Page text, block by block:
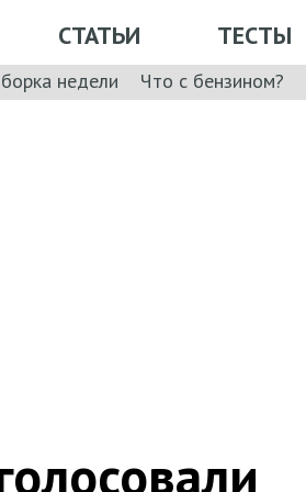
СТАТЬИ ТЕСТЫ
недели Что с бензином?